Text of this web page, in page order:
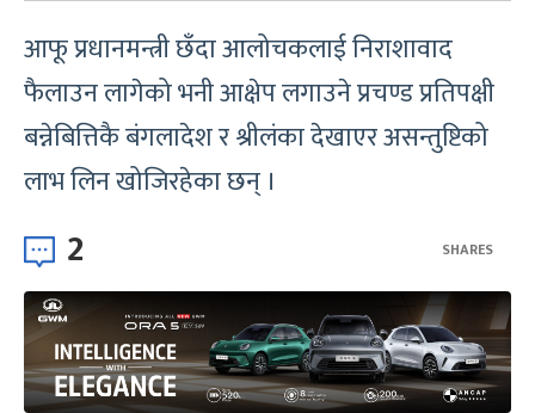
आफू प्रधानमन्त्री छँदा आलोचकलाई निराशावाद
फैलाउन लागेको भनी आक्षेप लगाउने प्रचण्ड प्रतिपक्षी
बन्नेबित्तिकै बंगलादेश र श्रीलंका देखाएर असन्तुष्टिको
लाभ लिन खोजिरहेका छन् ।
2 SHARES